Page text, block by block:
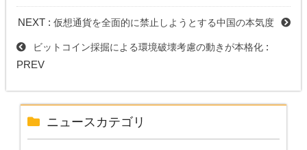
NEXT :仮想通貨を全面的に禁止しようとする中国の本気度
ビットコイン採掘による環境破壊考慮の動きが本格化:
PREV
ニュースカテゴリ